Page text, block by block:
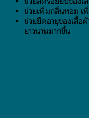
ช่วยเพิ่มกลิ่นหอม เ
ช่วยยืดอายุของเสื้อ
ยาวนานมากขึ้น